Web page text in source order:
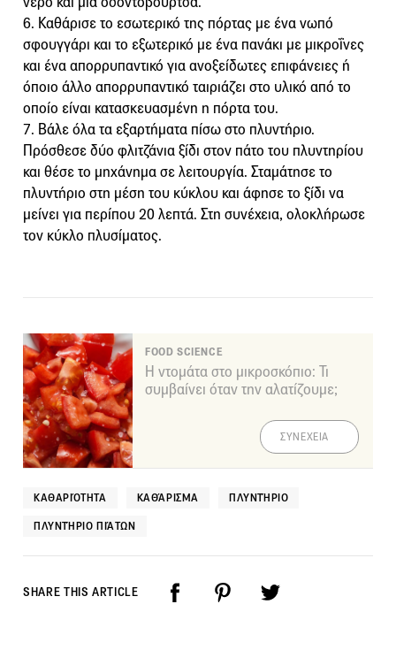
6. Καθάρισε το εσωτερικό της πόρτας με ένα νωπό
σφουγγάρι και το εξωτερικό με ένα πανάκι με μικροΐνες
και ένα απορρυπαντικό για ανοξείδωτες επιφάνειες ή
όποιο άλλο απορρυπαντικό ταιριάζει στο υλικό από το
οποίο είναι κατασκευασμένη η πόρτα του.
7. Βάλε όλα τα εξαρτήματα πίσω στο πλυντήριο.
Πρόσθεσε δύο φλιτζάνια ξίδι στον πάτο του πλυντηρίου
και θέσε το μηχάνημα σε λειτουργία. Σταμάτησε το
πλυντήριο στη μέση του κύκλου και άφησε το ξίδι να
μείνει για περίπου 20 λεπτά. Στη συνέχεια, ολοκλήρωσε
τον κύκλο πλυσίματος.
FOOD SCIENCE
Η ντομάτα στο μικροσκόπιο: Τι
συμβαίνει όταν την αλατίζουμε;
ΣΥΝΕΧΕΙΑ
ΚΑΘΑΡΙΌΤΗΤΑ ΚΑΘΆΡΙΣΜΑ ΠΛΥΝΤΉΡΙΟ
ΠΛΥΝΤΉΡΙΟ ΠΙΆΤΩΝ
SHARE THIS ARTICLE